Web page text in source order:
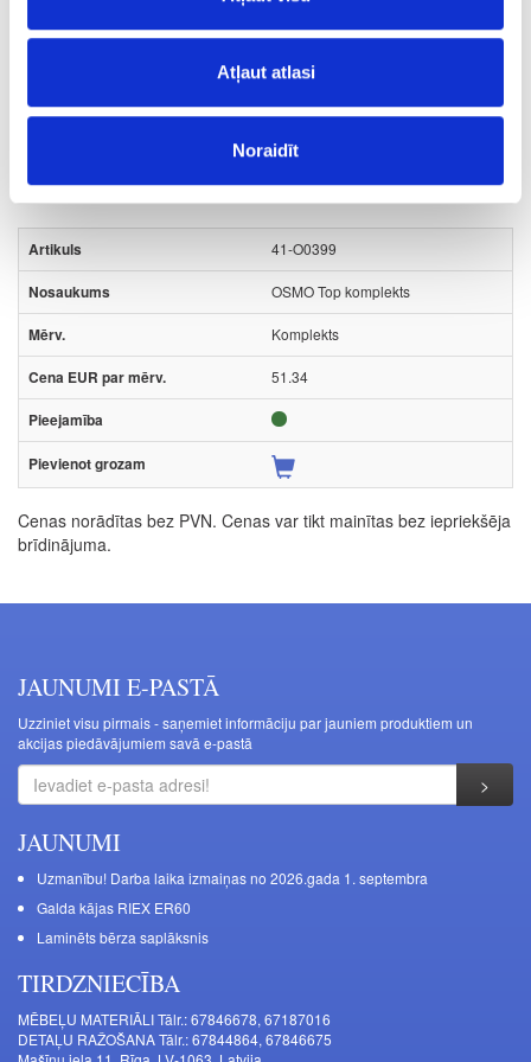
Atļaut atlasi
Noraidīt
maks. vienu plānu kārtu ar lupatiņu.
Nosūtīt saiti uz produktu
41-O0399
OSMO Top komplekts
Komplekts
51.34
Cenas norādītas bez PVN. Cenas var tikt mainītas bez iepriekšēja
brīdinājuma.
JAUNUMI E-PASTĀ
Uzziniet visu pirmais - saņemiet informāciju par jauniem produktiem un
akcijas piedāvājumiem savā e-pastā
JAUNUMI
Uzmanību! Darba laika izmaiņas no 2026.gada 1. septembra
Galda kājas RIEX ER60
Laminēts bērza saplāksnis
TIRDZNIECĪBA
MĒBEĻU MATERIĀLI Tālr.: 67846678, 67187016
DETAĻU RAŽOŠANA Tālr.: 67844864, 67846675